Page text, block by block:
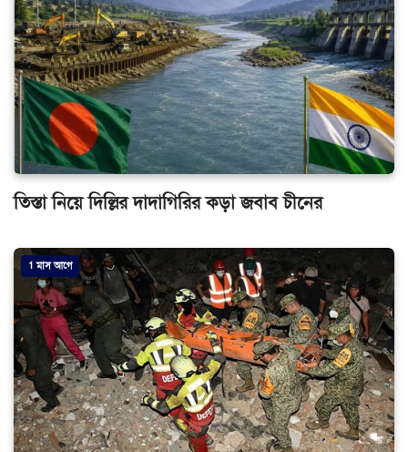
তিস্তা নিয়ে দিল্লির দাদাগিরির কড়া জবাব চীনের
1 মাস আগে